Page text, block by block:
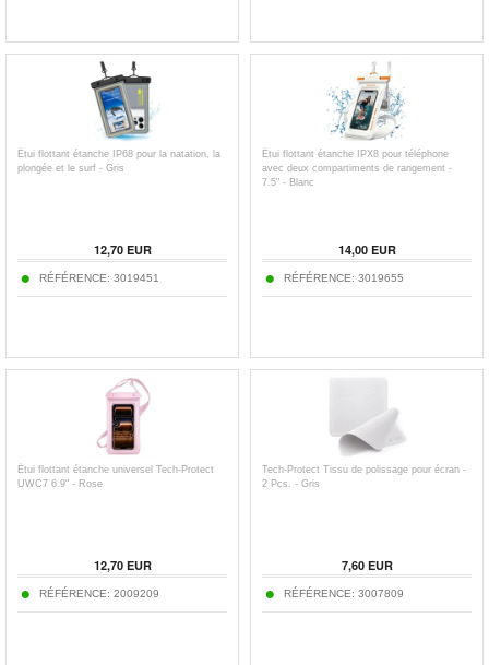
Étui flottant étanche IP68 pour la natation, la
plongée et le surf - Gris
12,70EUR
RÉFÉRENCE: 3019451
Étui flottant étanche IPX8 pour téléphone
avec deux compartiments de rangement -
7.5" - Blanc
14,00EUR
RÉFÉRENCE: 3019655
Étui flottant étanche universel Tech-Protect
UWC7 6.9" - Rose
12,70EUR
RÉFÉRENCE: 2009209
Tech-Protect Tissu de polissage pour écran -
2 Pcs. - Gris
7,60EUR
RÉFÉRENCE: 3007809